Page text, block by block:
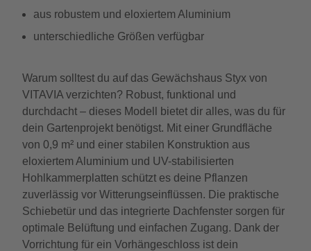
aus robustem und eloxiertem Aluminium
unterschiedliche Größen verfügbar
Warum solltest du auf das Gewächshaus Styx von
VITAVIA verzichten? Robust, funktional und
durchdacht – dieses Modell bietet dir alles, was du für
dein Gartenprojekt benötigst. Mit einer Grundfläche
von 0,9 m² und einer stabilen Konstruktion aus
eloxiertem Aluminium und UV-stabilisierten
Hohlkammerplatten schützt es deine Pflanzen
zuverlässig vor Witterungseinflüssen. Die praktische
Schiebetür und das integrierte Dachfenster sorgen für
optimale Belüftung und einfachen Zugang. Dank der
Vorrichtung für ein Vorhängeschloss ist dein